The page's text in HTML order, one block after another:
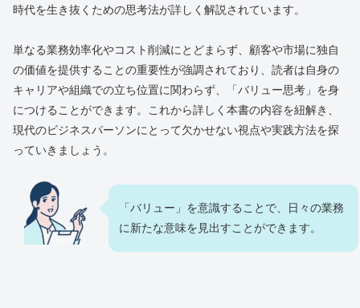
時代を生き抜くための思考法が詳しく解説されています。
単なる業務効率化やコスト削減にとどまらず、顧客や市場に独自
の価値を提供することの重要性が強調されており、読者は自身の
キャリアや組織での立ち位置に関わらず、「バリュー思考」を身
につけることができます。これから詳しく本書の内容を紐解き、
現代のビジネスパーソンにとって欠かせない視点や実践方法を探
っていきましょう。
「バリュー」を意識することで、日々の業務
に新たな意味を見出すことができます。